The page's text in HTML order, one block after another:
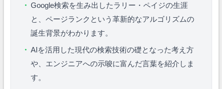
Google検索を生み出したラリー・ペイジの生涯
と、ページランクという革新的なアルゴリズムの
誕生背景がわかります。
AIを活用した現代の検索技術の礎となった考え方
や、エンジニアへの示唆に富んだ言葉を紹介しま
す。